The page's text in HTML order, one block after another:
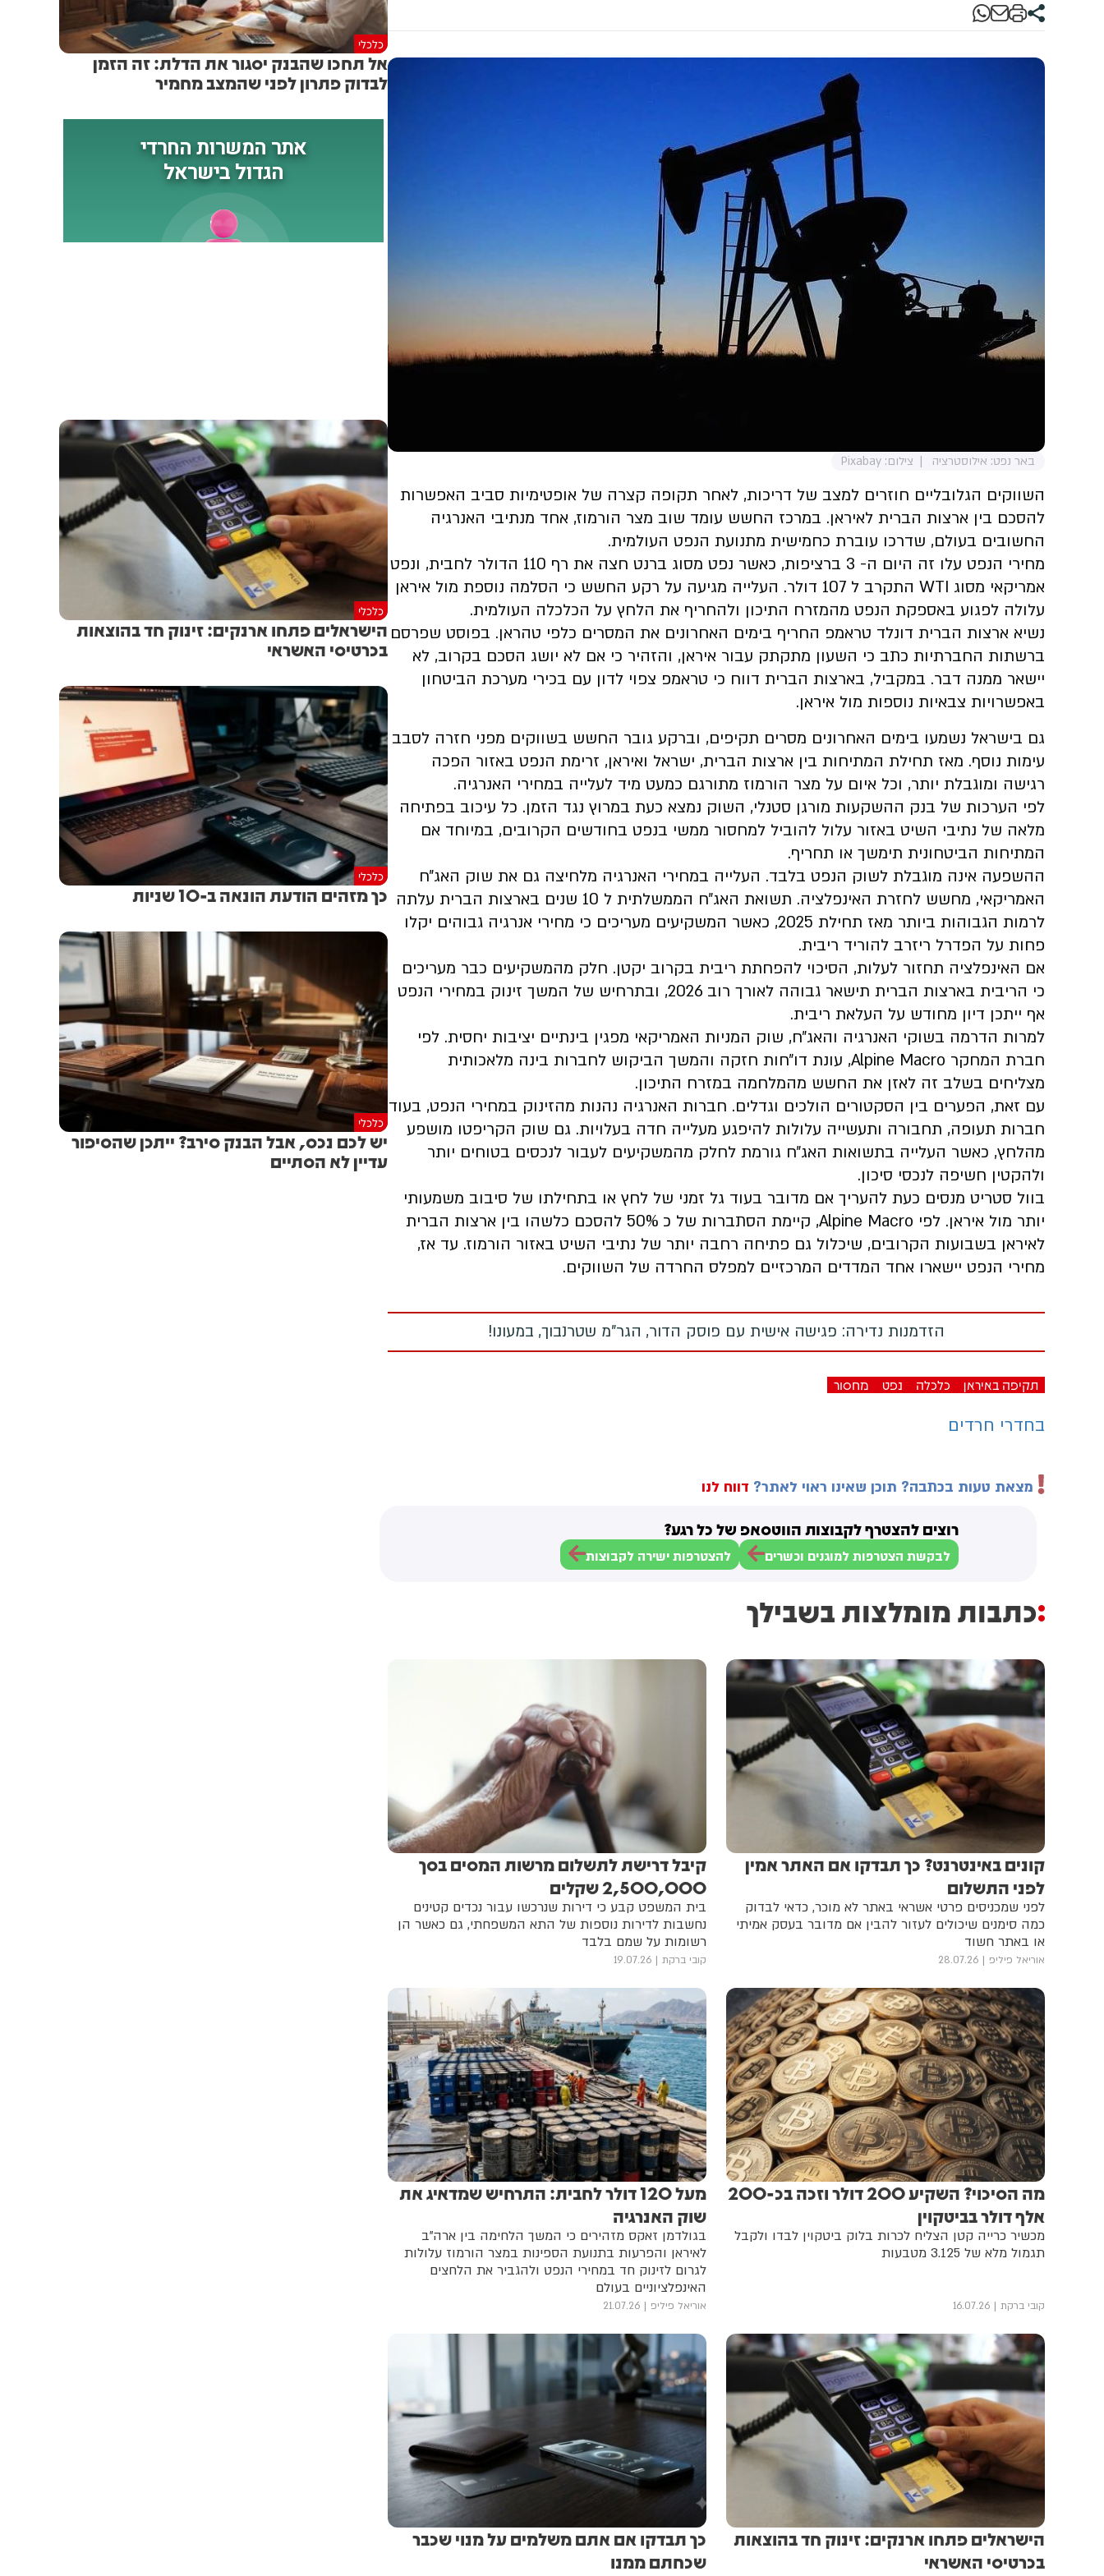
באר נפט: אילוסטרציה צילום: Pixabay
השווקים הגלובליים חוזרים למצב של דריכות, לאחר תקופה קצרה של אופטימיות סביב האפשרות
להסכם בין ארצות הברית לאיראן. במרכז החשש עומד שוב מצר הורמוז, אחד מנתיבי האנרגיה
החשובים בעולם, שדרכו עוברת כחמישית מתנועת הנפט העולמית.
מחירי הנפט עלו זה היום ה- 3 ברציפות, כאשר נפט מסוג ברנט חצה את רף 110 הדולר לחבית, ונפט
אמריקאי מסוג WTI התקרב ל 107 דולר. העלייה מגיעה על רקע החשש כי הסלמה נוספת מול איראן
עלולה לפגוע באספקת הנפט מהמזרח התיכון ולהחריף את הלחץ על הכלכלה העולמית.
נשיא ארצות הברית דונלד טראמפ החריף בימים האחרונים את המסרים כלפי טהראן. בפוסט שפרסם
ברשתות החברתיות כתב כי השעון מתקתק עבור איראן, והזהיר כי אם לא יושג הסכם בקרוב, לא
יישאר ממנה דבר. במקביל, בארצות הברית דווח כי טראמפ צפוי לדון עם בכירי מערכת הביטחון
באפשרויות צבאיות נוספות מול איראן.
גם בישראל נשמעו בימים האחרונים מסרים תקיפים, וברקע גובר החשש בשווקים מפני חזרה לסבב
עימות נוסף. מאז תחילת המתיחות בין ארצות הברית, ישראל ואיראן, זרימת הנפט באזור הפכה
רגישה ומוגבלת יותר, וכל איום על מצר הורמוז מתורגם כמעט מיד לעלייה במחירי האנרגיה.
לפי הערכות של בנק ההשקעות מורגן סטנלי, השוק נמצא כעת במרוץ נגד הזמן. כל עיכוב בפתיחה
מלאה של נתיבי השיט באזור עלול להוביל למחסור ממשי בנפט בחודשים הקרובים, במיוחד אם
המתיחות הביטחונית תימשך או תחריף.
ההשפעה אינה מוגבלת לשוק הנפט בלבד. העלייה במחירי האנרגיה מלחיצה גם את שוק האג״ח
האמריקאי, מחשש לחזרת האינפלציה. תשואת האג״ח הממשלתית ל 10 שנים בארצות הברית עלתה
לרמות הגבוהות ביותר מאז תחילת 2025, כאשר המשקיעים מעריכים כי מחירי אנרגיה גבוהים יקלו
פחות על הפדרל ריזרב להוריד ריבית.
אם האינפלציה תחזור לעלות, הסיכוי להפחתת ריבית בקרוב יקטן. חלק מהמשקיעים כבר מעריכים
כי הריבית בארצות הברית תישאר גבוהה לאורך רוב 2026, ובתרחיש של המשך זינוק במחירי הנפט
אף ייתכן דיון מחודש על העלאת ריבית.
למרות הדרמה בשוקי האנרגיה והאג״ח, שוק המניות האמריקאי מפגין בינתיים יציבות יחסית. לפי
חברת המחקר Alpine Macro, עונת דו״חות חזקה והמשך הביקוש לחברות בינה מלאכותית
מצליחים בשלב זה לאזן את החשש מהמלחמה במזרח התיכון.
עם זאת, הפערים בין הסקטורים הולכים וגדלים. חברות האנרגיה נהנות מהזינוק במחירי הנפט, בעוד
חברות תעופה, תחבורה ותעשייה עלולות להיפגע מעלייה חדה בעלויות. גם שוק הקריפטו מושפע
מהלחץ, כאשר העלייה בתשואות האג״ח גורמת לחלק מהמשקיעים לעבור לנכסים בטוחים יותר
ולהקטין חשיפה לנכסי סיכון.
בוול סטריט מנסים כעת להעריך אם מדובר בעוד גל זמני של לחץ או בתחילתו של סיבוב משמעותי
יותר מול איראן. לפי Alpine Macro, קיימת הסתברות של כ 50% להסכם כלשהו בין ארצות הברית
לאיראן בשבועות הקרובים, שיכלול גם פתיחה רחבה יותר של נתיבי השיט באזור הורמוז. עד אז,
מחירי הנפט יישארו אחד המדדים המרכזיים למפלס החרדה של השווקים.
הזדמנות נדירה: פגישה אישית עם פוסק הדור, הגר"מ שטרנבוך, במעונו!
תקיפה באיראן כלכלה נפט מחסור
בחדרי חרדים
מצאת טעות בכתבה? תוכן שאינו ראוי לאתר? דווח לנו
רוצים להצטרף לקבוצות הווטסאפ של כל רגע?
לבקשת הצטרפות למוגנים וכשרים להצטרפות ישירה לקבוצות
כתבות מומלצות בשבילך
קונים באינטרנט? כך תבדקו אם האתר אמין
לפני התשלום
לפני שמכניסים פרטי אשראי באתר לא מוכר, כדאי לבדוק
כמה סימנים שיכולים לעזור להבין אם מדובר בעסק אמיתי
או באתר חשוד
אוריאל פיליפ 28.07.26
קיבל דרישת לתשלום מרשות המסים בסך
2,500,000 שקלים
בית המשפט קבע כי דירות שנרכשו עבור נכדים קטינים
נחשבות לדירות נוספות של התא המשפחתי, גם כאשר הן
רשומות על שמם בלבד
קובי ברקת 19.07.26
מה הסיכוי? השקיע 200 דולר וזכה בכ-200
אלף דולר בביטקוין
מכשיר כרייה קטן הצליח לכרות בלוק ביטקוין לבדו ולקבל
תגמול מלא של 3.125 מטבעות
קובי ברקת 16.07.26
מעל 120 דולר לחבית: התרחיש שמדאיג את
שוק האנרגיה
בגולדמן זאקס מזהירים כי המשך הלחימה בין ארה"ב
לאיראן והפרעות בתנועת הספינות במצר הורמוז עלולות
לגרום לזינוק חד במחירי הנפט ולהגביר את הלחצים
האינפלציוניים בעולם
אוריאל פיליפ 21.07.26
הישראלים פתחו ארנקים: זינוק חד בהוצאות
בכרטיסי האשראי
כך תבדקו אם אתם משלמים על מנוי שכבר
שכחתם ממנו
כלכלי
אל תחכו שהבנק יסגור את הדלת: זה הזמן
לבדוק פתרון לפני שהמצב מחמיר
כלכלי
הישראלים פתחו ארנקים: זינוק חד בהוצאות
בכרטיסי האשראי
כלכלי
כך מזהים הודעת הונאה ב-10 שניות
כלכלי
יש לכם נכס, אבל הבנק סירב? ייתכן שהסיפור
עדיין לא הסתיים